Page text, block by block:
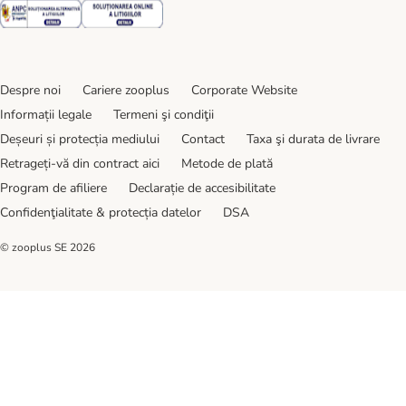
Security Security
Despre noi Cariere zooplus
Corporate Website
Informații legale
Termeni şi condiţii
Deșeuri și protecția mediului
Contact
Taxa şi durata de livrare
Retrageți-vă din contract aici
Metode de plată
Program de afiliere
Declarație de accesibilitate
Confidenţialitate & protecția datelor
DSA
© zooplus SE 2026